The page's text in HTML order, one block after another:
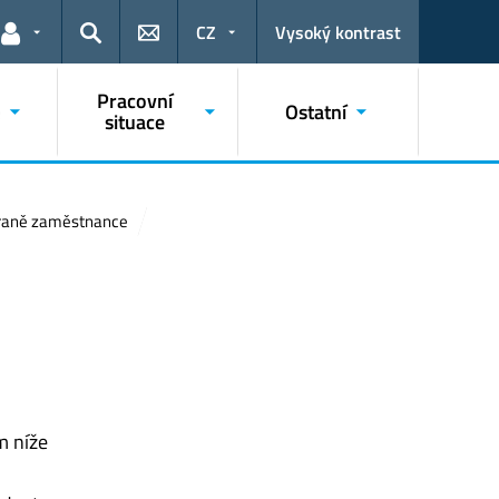
Odkazy pro uživatele
Hledat
CZ Vysoký kontrast
Pracovní
situace Ostatní
zaměstnance
níže